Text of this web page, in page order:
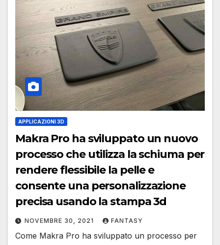
APPLICAZIONI 3D
Makra Pro ha sviluppato un nuovo
processo che utilizza la schiuma per
rendere flessibile la pelle e
consente una personalizzazione
precisa usando la stampa 3d
NOVEMBRE 30, 2021 FANTASY
Come Makra Pro ha sviluppato un processo per